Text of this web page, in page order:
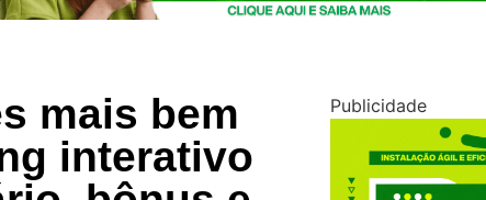
mais bem
interativo
Publicidade